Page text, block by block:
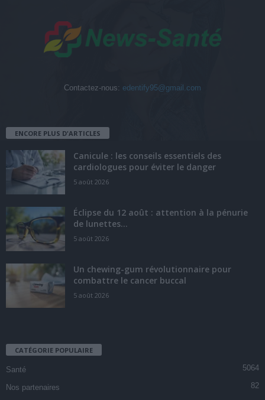
Contactez-nous: edentify95@gmail.com
ENCORE PLUS D'ARTICLES
Canicule : les conseils essentiels des
cardiologues pour éviter le danger
5 août 2026
Éclipse du 12 août : attention à la pénurie
de lunettes...
5 août 2026
Un chewing-gum révolutionnaire pour
combattre le cancer buccal
5 août 2026
CATÉGORIE POPULAIRE
Santé 5064
Nos partenaires
82